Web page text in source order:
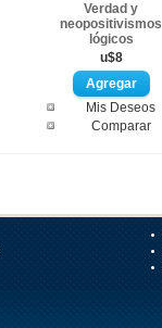
Verdad y
neopositivismos
lógicos
u$8
Mis Deseos
Comparar